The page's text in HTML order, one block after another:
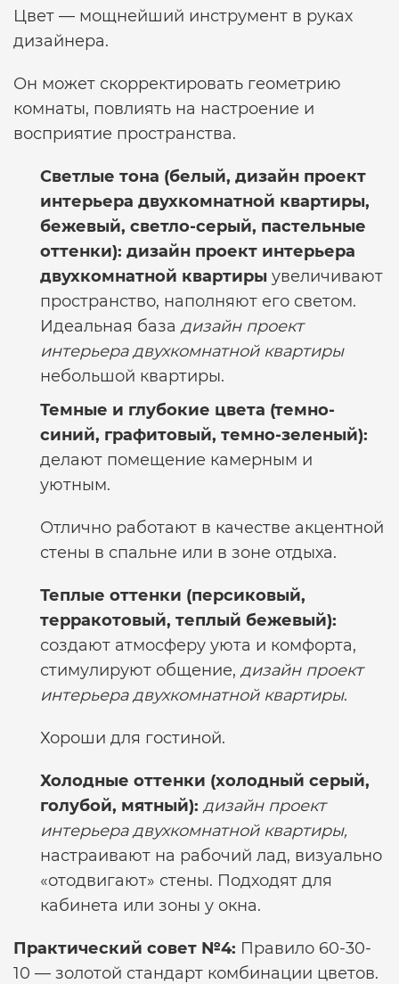
Цвет — мощнейший инструмент в руках
дизайнера.
Он может скорректировать геометрию
комнаты, повлиять на настроение и
восприятие пространства.
Светлые тона (белый, дизайн проект
интерьера двухкомнатной квартиры,
бежевый, светло-серый, пастельные
оттенки): дизайн проект интерьера
двухкомнатной квартиры увеличивают
пространство, наполняют его светом.
Идеальная база дизайн проект
интерьера двухкомнатной квартиры
небольшой квартиры.
Темные и глубокие цвета (темно-
синий, графитовый, темно-зеленый):
делают помещение камерным и
уютным.
Отлично работают в качестве акцентной
стены в спальне или в зоне отдыха.
Теплые оттенки (персиковый,
терракотовый, теплый бежевый):
создают атмосферу уюта и комфорта,
стимулируют общение, дизайн проект
интерьера двухкомнатной квартиры.
Хороши для гостиной.
Холодные оттенки (холодный серый,
голубой, мятный): дизайн проект
интерьера двухкомнатной квартиры,
настраивают на рабочий лад, визуально
«отодвигают» стены. Подходят для
кабинета или зоны у окна.
Практический совет №4: Правило 60-30-
10 — золотой стандарт комбинации цветов.